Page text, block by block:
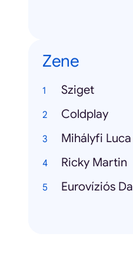
Zene
Sziget
Coldplay
Mihályfi Luca
Ricky Martin
Eurovíziós